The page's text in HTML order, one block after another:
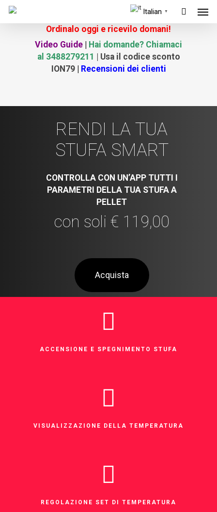
Skip
Italian ▼
Ordinalo oggi e ricevilo domani!
Video Guide
Hai domande? Chiamaci
al 3488279211
| Usa il codice sconto
ION79
Recensioni dei clienti
RENDI LA TUA
STUFA SMART
CONTROLLA CON UN’APP TUTTI I
PARAMETRI DELLA TUA STUFA A
PELLET
con soli € 119,00
Acquista
ACCENSIONE E SPEGNIMENTO STUFA
VISUALIZZAZIONE DELLA TEMPERATURA
REGOLAZIONE SET DI TEMPERATURA